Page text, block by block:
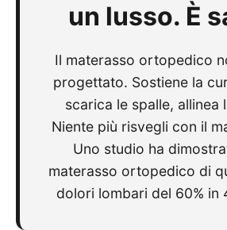
un lusso. È
Il materasso ortopedico
progettato. Sostiene la
scarica le spalle, allinea
Niente più risvegli con il
Uno studio ha
materasso ortopedico di
dolori lombari del 60% in